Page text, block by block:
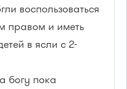
воспользоваться
правом и иметь
в ясли с 2-
богу пока